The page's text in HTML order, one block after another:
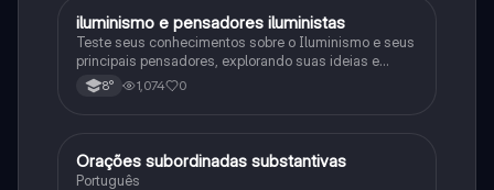
História
iluminismo e pensadores iluministas
Teste seus conhecimentos sobre o Iluminismo e seus
principais pensadores, explorando suas ideias e
impacto histórico.
8° 1,074 0
Português
Orações subordinadas substantivas
Português